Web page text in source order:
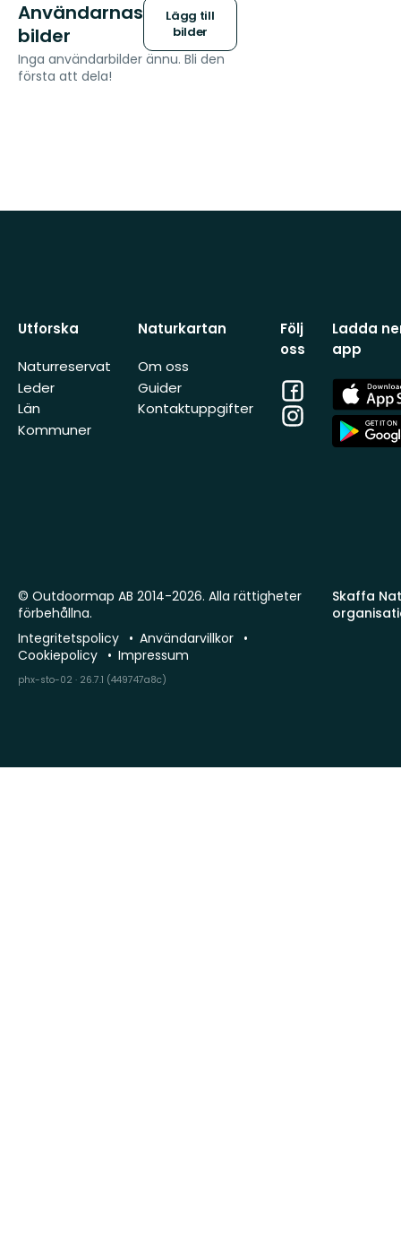
Användarnas
bilder
Lägg till
bilder
Inga användarbilder ännu. Bli den
första att dela!
Utforska
Naturreservat
Leder
Län
Kommuner
Naturkartan
Om oss
Guider
Kontaktuppgifter
Följ
oss
Facebook
Instagram
Ladda
app
App
Store
App
Store
Skaffa
© Outdoormap AB 2014-2026. Alla rättigheter
förbehållna.
Integritetspolicy
Användarvillkor
Cookiepolicy
Impressum
phx-sto-02 · 26.7.1 (449747a8c)